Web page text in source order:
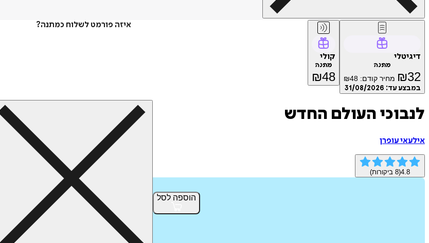
איזה פורמט לשלוח כמתנה?
דיגיטלי
מתנה
₪32 מחיר קודם: ₪48
במבצע עד: 31/08/2026
קולי
מתנה
₪48
הוספה לסל
לנבוכי העולם החדש
אילעאי עופרן
4.8
(
8 ביקורות)